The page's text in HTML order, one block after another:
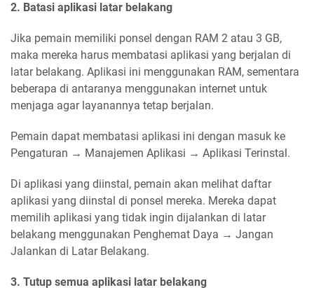
2. Batasi aplikasi latar belakang
Jika pemain memiliki ponsel dengan RAM 2 atau 3 GB,
maka mereka harus membatasi aplikasi yang berjalan di
latar belakang. Aplikasi ini menggunakan RAM, sementara
beberapa di antaranya menggunakan internet untuk
menjaga agar layanannya tetap berjalan.
Pemain dapat membatasi aplikasi ini dengan masuk ke
Pengaturan → Manajemen Aplikasi → Aplikasi Terinstal.
Di aplikasi yang diinstal, pemain akan melihat daftar
aplikasi yang diinstal di ponsel mereka. Mereka dapat
memilih aplikasi yang tidak ingin dijalankan di latar
belakang menggunakan Penghemat Daya → Jangan
Jalankan di Latar Belakang.
3. Tutup semua aplikasi latar belakang